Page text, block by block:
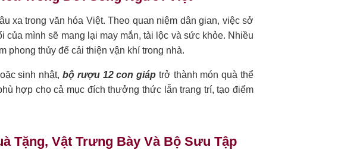
xa trong văn hóa Việt. Theo quan niệm dân gian, việc sở
mình sẽ mang lại may mắn, tài lộc và sức khỏe. Nhiều
phong thủy để cải thiện vận khí trong nhà.
sinh nhật, bộ rượu 12 con giáp trở thành món quà thể
hợp cho cả mục đích thưởng thức lẫn trang trí, tạo điểm
Tặng, Vật Trưng Bày Và Bộ Sưu Tập